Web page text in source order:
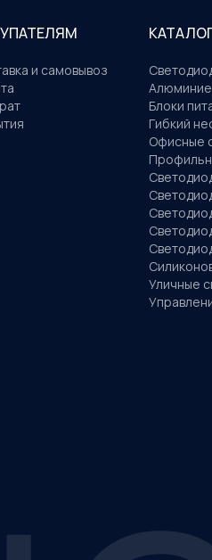
и самовывоз
Блоки
Гибкий
Офисные
Уличные